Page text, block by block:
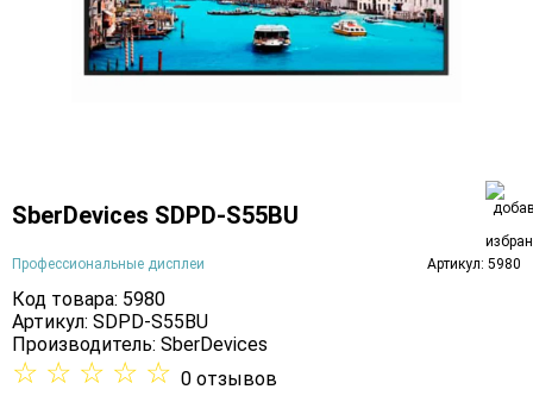
SberDevices SDPD-S55BU
Профессиональные дисплеи Артикул: 5980
Код товара: 5980
Артикул: SDPD-S55BU
Производитель: SberDevices
☆ ☆ ☆ ☆ ☆ 0 отзывов